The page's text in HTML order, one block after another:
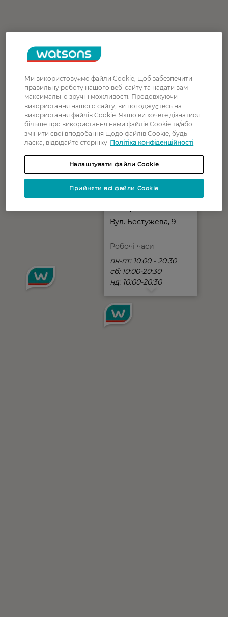
Ми використовуємо файли Cookie, щоб забезпечити
правильну роботу нашого веб-сайту та надати вам
максимально зручні можливості. Продовжуючи
використання нашого сайту, ви погоджуєтесь на
використання файлів Cookie. Якщо ви хочете дізнатися
більше про використання нами файлів Cookie та/або
змінити свої вподобання щодо файлів Cookie, будь
ласка, відвідайте сторінку Політіка конфіденційності
Налаштувати файли Cookie
Прийняти всі файли Cookie